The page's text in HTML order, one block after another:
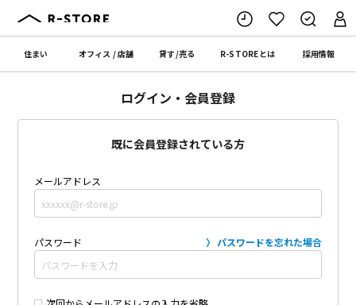
住まい オフィス /店舗 貸す/売る R-STOREとは 採用情報
ログイン・会員登録
既に会員登録されている方
メールアドレス
パスワード パスワードを忘れた場合